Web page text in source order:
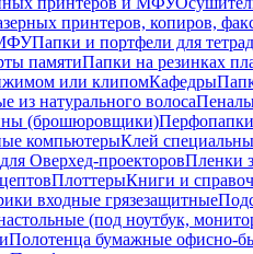
принтеров, копиров,
МФУПапки и портфели для
памятиПапки на резинках
или клипомКафедры
из натурального волоса
(брошюровщики)Перфопапки
компьютерыКлей
Оверхед-проекторовПленки
ПлоттерыКниги и
входные грязезащитные
(под ноутбук,
Полотенца бумажные офисно-